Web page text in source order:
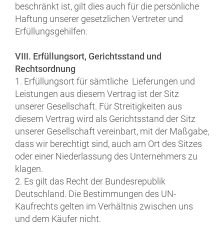
beschränkt ist, gilt dies auch für die persönliche
Haftung unserer gesetzlichen Vertreter und
Erfüllungsgehilfen.
VIII. Erfüllungsort, Gerichtsstand und
Rechtsordnung
1. Erfüllungsort für sämtliche Lieferungen und
Leistungen aus diesem Vertrag ist der Sitz
unserer Gesellschaft. Für Streitigkeiten aus
diesem Vertrag wird als Gerichtsstand der Sitz
unserer Gesellschaft vereinbart, mit der Maßgabe,
dass wir berechtigt sind, auch am Ort des Sitzes
oder einer Niederlassung des Unternehmers zu
klagen.
2. Es gilt das Recht der Bundesrepublik
Deutschland. Die Bestimmungen des UN-
Kaufrechts gelten im Verhältnis zwischen uns
und dem Käufer nicht.